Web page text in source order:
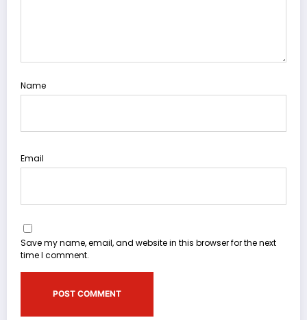
Name
Email
Save my name, email, and website in this browser for the next
time I comment.